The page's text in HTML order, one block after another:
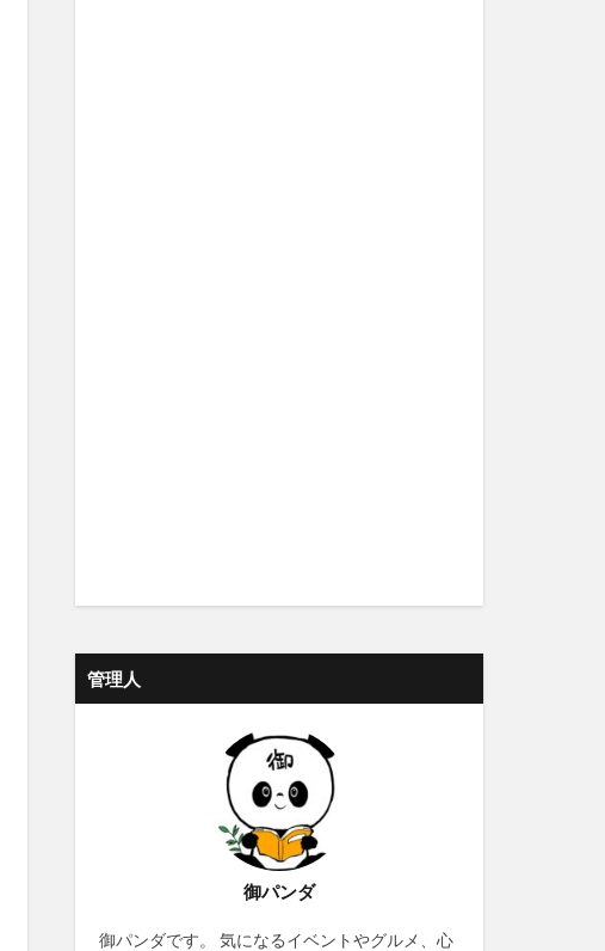
管理人
御パンダ
御パンダです。 気になるイベントやグルメ、心